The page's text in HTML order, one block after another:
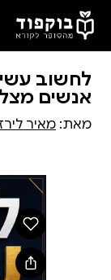
דלג לתוכן הראשי
לחשוב
אנשים
מאת: מאיר לירז